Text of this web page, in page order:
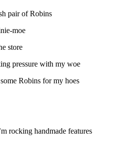
pair of Robins
moe
store
pressure with my woe
Robins for my hoes
rocking handmade features